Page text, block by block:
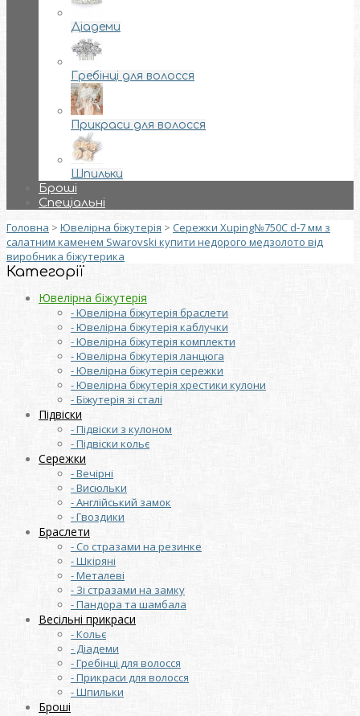
Діадеми
Гребінці для волосся
Прикраси для волосся
Шпильки
Броші
Спеціальні
Головна > Ювелірна біжутерія > Сережки Xuping№750С d-7 мм з
салатним каменем Swarovski купити недорого медзолото від
виробника біжутерика
Категорії
Ювелірна біжутерія
- Ювелірна біжутерія браслети
- Ювелірна біжутерія каблучки
- Ювелірна біжутерія комплекти
- Ювелірна біжутерія ланцюга
- Ювелірна біжутерія сережки
- Ювелірна біжутерія хрестики кулони
- Біжутерія зі сталі
Підвіски
- Підвіски з кулоном
- Підвіски кольє
Сережки
- Вечірні
- Висюльки
- Англійський замок
- Гвоздики
Браслети
- Со стразами на резинке
- Шкіряні
- Металеві
- Зі стразами на замку
- Пандора та шамбала
Весільні прикраси
- Кольє
- Діадеми
- Гребінці для волосся
- Прикраси для волосся
- Шпильки
Броші